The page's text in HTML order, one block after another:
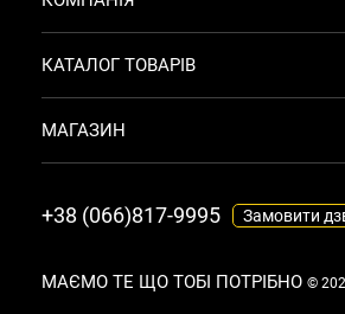
МАЄМО ТЕ ЩО ТОБІ ПОТРІБНО ©
КАТАЛОГ ТОВАРІВ
МАГАЗИН
+38 (066)817-9995 Замовити